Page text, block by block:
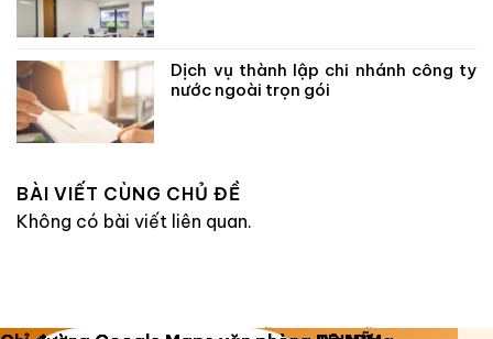
Dịch vụ thành lập chi nhánh công ty
nước ngoài trọn gói
BÀI VIẾT CÙNG CHỦ ĐỀ
Không có bài viết liên quan.